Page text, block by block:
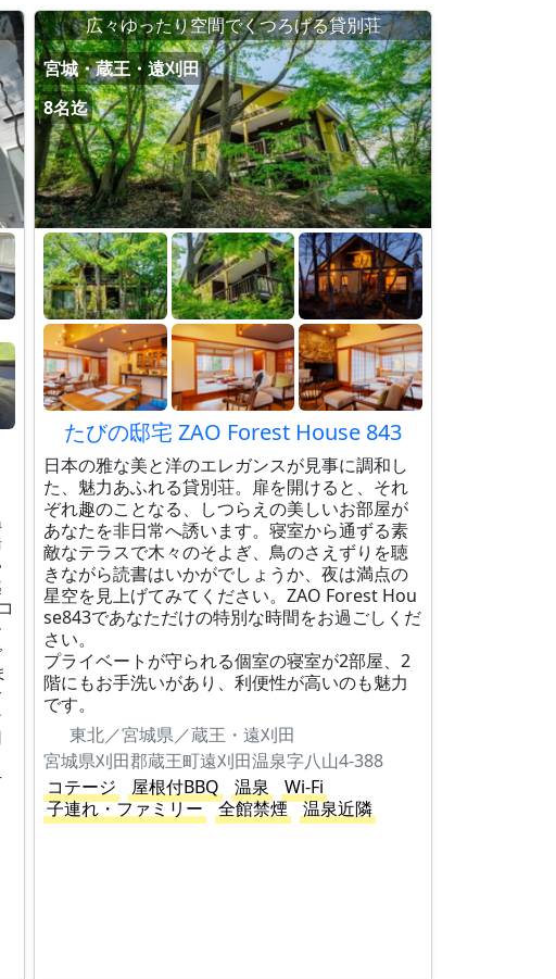
広々ゆったり空間でくつろげる貸別荘
宮城・蔵王・遠刈田
8名迄
たびの邸宅 ZAO Forest House 843
日本の雅な美と洋のエレガンスが見事に調和し
た、魅力あふれる貸別荘。扉を開けると、それ
ぞれ趣のことなる、しつらえの美しいお部屋が
あなたを非日常へ誘います。寝室から通ずる素
敵なテラスで木々のそよぎ、鳥のさえずりを聴
きながら読書はいかがでしょうか、夜は満点の
星空を見上げてみてください。ZAO Forest Hou
se843であなただけの特別な時間をお過ごしくだ
さい。
プライベートが守られる個室の寝室が2部屋、2
階にもお手洗いがあり、利便性が高いのも魅力
です。
東北／宮城県／蔵王・遠刈田
宮城県刈田郡蔵王町遠刈田温泉字八山4-388
コテージ
屋根付BBQ 温泉
Wi-Fi
子連れ・ファミリー
全館禁煙 温泉近隣